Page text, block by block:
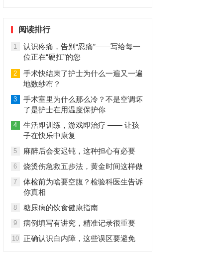
阅读排行
1
认识疼痛，告别“忍痛”——写给每一
位正在“硬扛”的您
2
手术快结束了护士为什么一遍又一遍
地数纱布？
3
手术室里为什么那么冷？不是空调坏
了是护士在用温度保护你
4
生活即训练，游戏即治疗 —— 让孩
子在快乐中康复
5 麻醉后会变迟钝，这种担心有必要
6 烧烫伤急救五步法，黄金时间这样做
7
体检前为啥要空腹？检验科医生告诉
你真相
8 糖尿病的饮食健康指南
9 病例填写有讲究，精准记录很重要
10 正确认识白内障，这些误区要避免